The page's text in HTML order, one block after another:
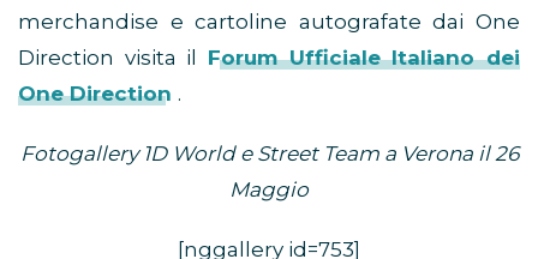
merchandise e cartoline autografate dai One
Direction visita il Forum Ufficiale Italiano dei
One Direction .
Fotogallery 1D World e Street Team a Verona il 26
Maggio
[nggallery id=753]